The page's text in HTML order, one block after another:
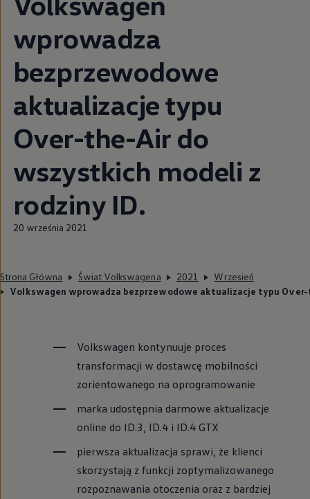
wprowadza
bezprzewodowe
aktualizacje typu
Over-the-Air do
wszystkich modeli z
rodziny ID.
20 września 2021
Strona Główna Świat Volkswagena 2021
Wrzesień
Volkswagen wprowadza bezprzewodowe aktualizacje typu
Volkswagen kontynuuje proces
transformacji w dostawcę mobilności
zorientowanego na oprogramowanie
marka udostępnia darmowe aktualizacje
online do ID.3, ID.4 i ID.4 GTX
pierwsza aktualizacja sprawi, że klienci
skorzystają z funkcji zoptymalizowanego
rozpoznawania otoczenia oraz z bardziej